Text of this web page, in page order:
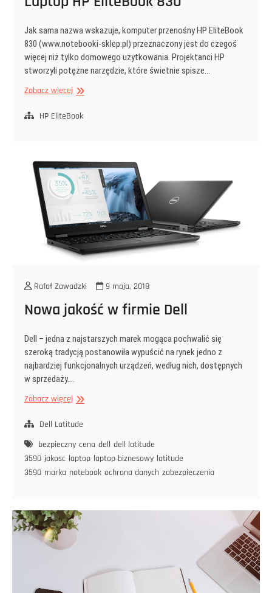
Jak sama nazwa wskazuje, komputer przenośny HP EliteBook
830 (www.notebooki-sklep.pl) przeznaczony jest do czegoś
więcej niż tylko domowego użytkowania. Projektanci HP
stworzyli potężne narzędzie, które świetnie spisze…
Zobacz więcej Laptop
EliteBook
HP EliteBook
Rafał Zawadzki 9 maja, 2018
Nowa jakość w firmie Dell
Dell – jedna z najstarszych marek mogąca pochwalić się
szeroką tradycją postanowiła wypuścić na rynek jedno z
najbardziej funkcjonalnych urządzeń, według nich, dostępnych
w sprzedaży.…
Zobacz więcej Nowa
w
Dell
Dell Latitude
bezpieczny cena dell dell latitude
3590 jakosc laptop laptop biznesowy latitude
3590 marka notebook ochrona danych zabezpieczenia